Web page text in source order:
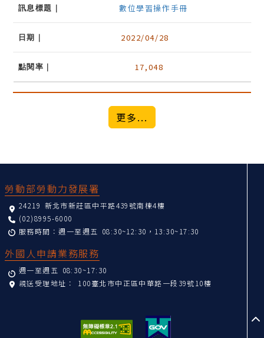
數位學習操作手冊
2022/04/28
17,048
更多...
勞動部勞動力發展署
24219 新北市新莊區中平路439號南棟4樓
(02)8995-6000
服務時間：週一至週五 08:30~12:30，13:30~17:30
外國人申請業務服務
週一至週五 08:30~17:30
親送受理地址： 100臺北市中正區中華路一段39號10樓
至